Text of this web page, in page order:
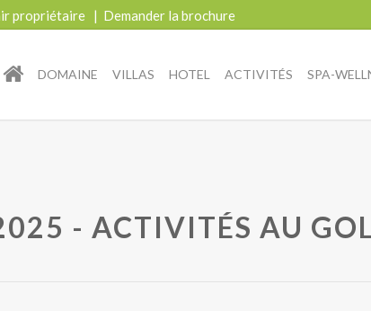
propriétaire | Demander la brochure
DOMAINE VILLAS HOTEL ACTIVITÉS SPA-
- ACTIVITÉS AU